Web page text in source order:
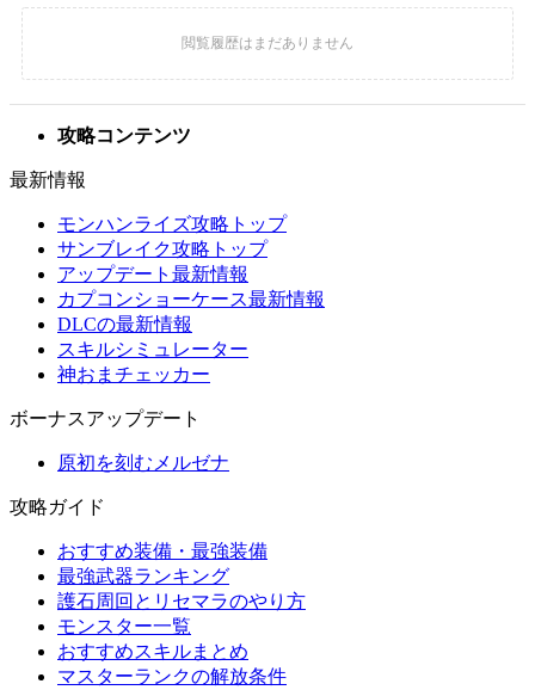
攻略コンテンツ
最新情報
モンハンライズ攻略トップ
サンブレイク攻略トップ
アップデート最新情報
カプコンショーケース最新情報
DLCの最新情報
スキルシミュレーター
神おまチェッカー
ボーナスアップデート
原初を刻むメルゼナ
攻略ガイド
おすすめ装備・最強装備
最強武器ランキング
護石周回とリセマラのやり方
モンスター一覧
おすすめスキルまとめ
マスターランクの解放条件